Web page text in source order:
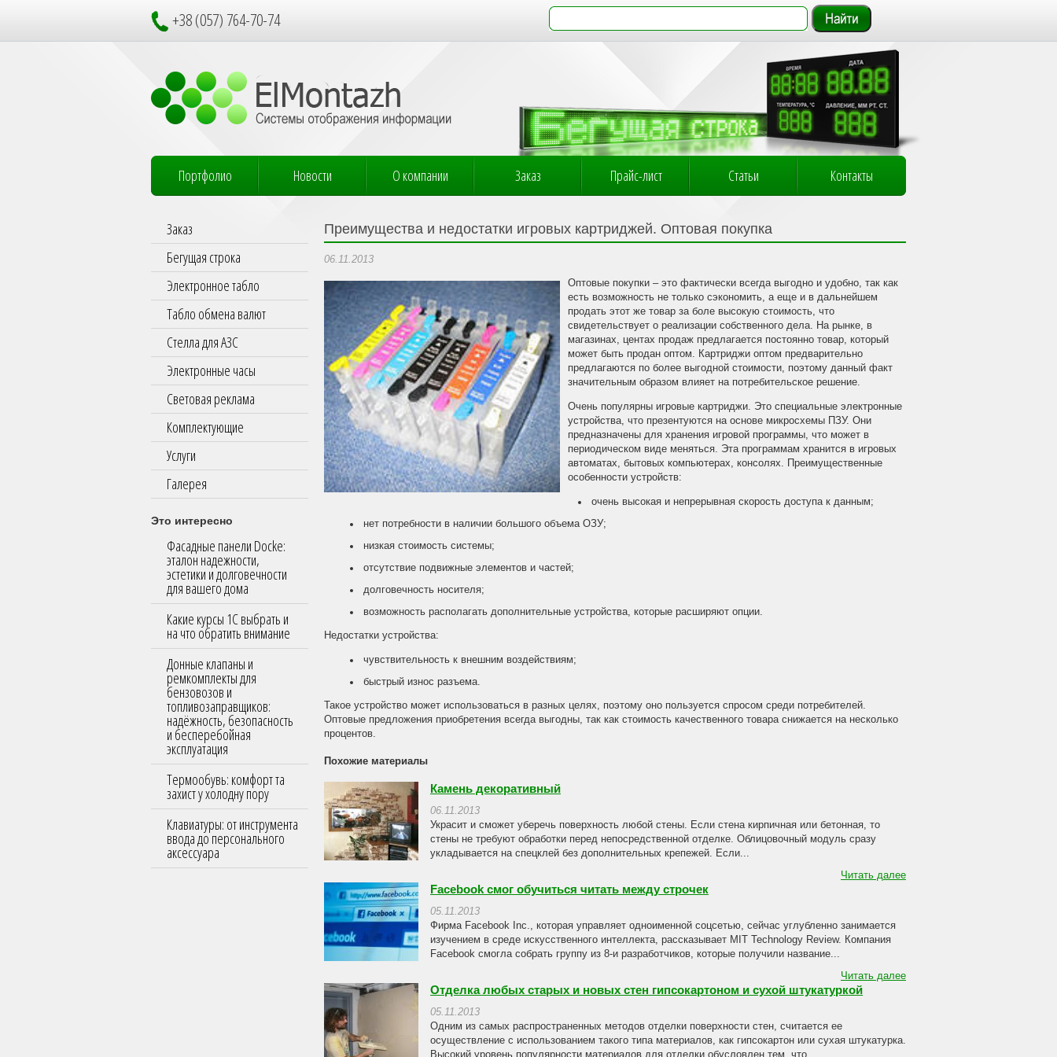
+38 (057) 764-70-74
Портфолио Новости О компании Заказ Прайс-лист Статьи Контакты
Заказ
Бегущая строка
Электронное табло
Табло обмена валют
Стелла для АЗС
Электронные часы
Световая реклама
Комплектующие
Услуги
Галерея
Это интересно
Фасадные панели Docke:
эталон надежности,
эстетики и долговечности
для вашего дома
Какие курсы 1С выбрать и
на что обратить внимание
Донные клапаны и
ремкомплекты для
бензовозов и
топливозаправщиков:
надёжность, безопасность
и бесперебойная
эксплуатация
Термообувь: комфорт та
захист у холодну пору
Клавиатуры: от инструмента
ввода до персонального
аксессуара
Преимущества и недостатки игровых картриджей. Оптовая покупка
06.11.2013
Оптовые покупки – это фактически всегда выгодно и удобно, так как
есть возможность не только сэкономить, а еще и в дальнейшем
продать этот же товар за боле высокую стоимость, что
свидетельствует о реализации собственного дела. На рынке, в
магазинах, центах продаж предлагается постоянно товар, который
может быть продан оптом. Картриджи оптом предварительно
предлагаются по более выгодной стоимости, поэтому данный факт
значительным образом влияет на потребительское решение.
Очень популярны игровые картриджи. Это специальные электронные
устройства, что презентуются на основе микросхемы ПЗУ. Они
предназначены для хранения игровой программы, что может в
периодическом виде меняться. Эта программам хранится в игровых
автоматах, бытовых компьютерах, консолях. Преимущественные
особенности устройств:
очень высокая и непрерывная скорость доступа к данным;
нет потребности в наличии большого объема ОЗУ;
низкая стоимость системы;
отсутствие подвижные элементов и частей;
долговечность носителя;
возможность располагать дополнительные устройства, которые расширяют опции.
Недостатки устройства:
чувствительность к внешним воздействиям;
быстрый износ разъема.
Такое устройство может использоваться в разных целях, поэтому оно пользуется спросом среди потребителей.
Оптовые предложения приобретения всегда выгодны, так как стоимость качественного товара снижается на несколько
процентов.
Похожие материалы
Камень декоративный
06.11.2013
Украсит и сможет уберечь поверхность любой стены. Если стена кирпичная или бетонная, то
стены не требуют обработки перед непосредственной отделке. Облицовочный модуль сразу
укладывается на спецклей без дополнительных крепежей. Если...
Читать далее
Facebook смог обучиться читать между строчек
05.11.2013
Фирма Facebook Inc., которая управляет одноименной соцсетью, сейчас углубленно занимается
изучением в среде искусственного интеллекта, рассказывает MIT Technology Review. Компания
Facebook смогла собрать группу из 8-и разработчиков, которые получили название...
Читать далее
Отделка любых старых и новых стен гипсокартоном и сухой штукатуркой
05.11.2013
Одним из самых распространенных методов отделки поверхности стен, считается ее
осуществление с использованием такого типа материалов, как гипсокартон или сухая штукатурка.
Высокий уровень популярности материалов для отделки обусловлен тем, что...